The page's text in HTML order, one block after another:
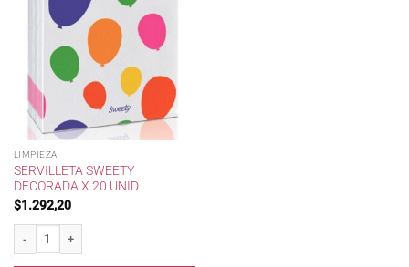
LIMPIEZA
SERVILLETA SWEETY
DECORADA X 20 UNID
$1.292,20